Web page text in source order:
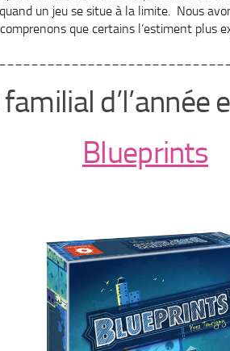
un jeu se situe à la limite. Nous
que certains l’estiment plus
familial d’l’année
Blueprints